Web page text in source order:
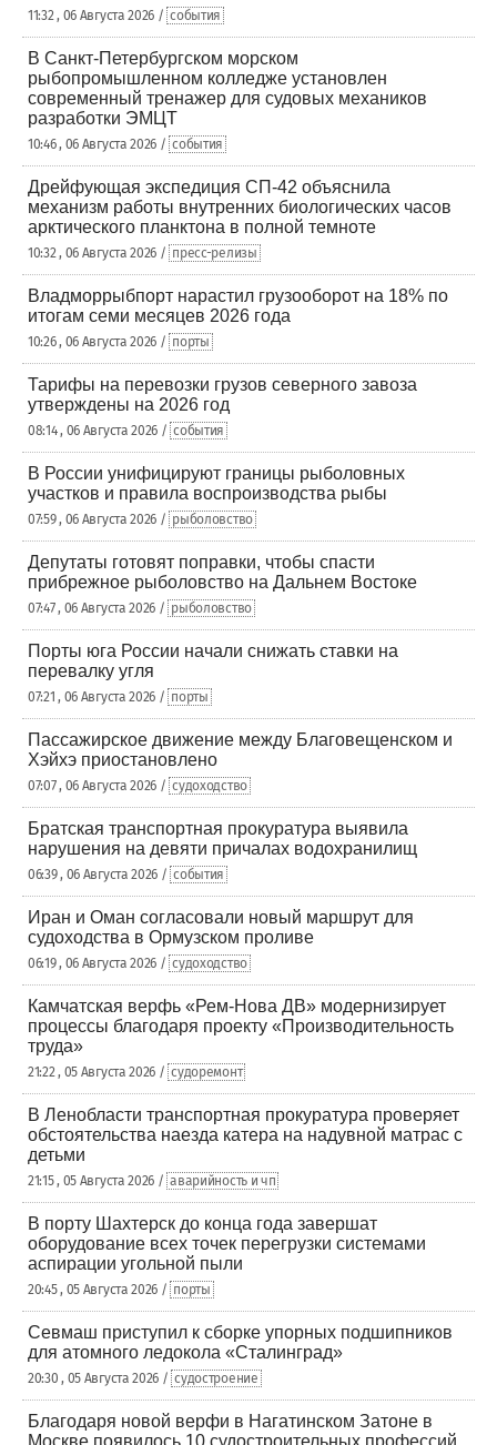
11:32 , 06 Августа 2026 / события
В Санкт-Петербургском морском
рыбопромышленном колледже установлен
современный тренажер для судовых механиков
разработки ЭМЦТ
10:46 , 06 Августа 2026 / события
Дрейфующая экспедиция СП-42 объяснила
механизм работы внутренних биологических часов
арктического планктона в полной темноте
10:32 , 06 Августа 2026 / пресс-релизы
Владморрыбпорт нарастил грузооборот на 18% по
итогам семи месяцев 2026 года
10:26 , 06 Августа 2026 / порты
Тарифы на перевозки грузов северного завоза
утверждены на 2026 год
08:14 , 06 Августа 2026 / события
В России унифицируют границы рыболовных
участков и правила воспроизводства рыбы
07:59 , 06 Августа 2026 / рыболовство
Депутаты готовят поправки, чтобы спасти
прибрежное рыболовство на Дальнем Востоке
07:47 , 06 Августа 2026 / рыболовство
Порты юга России начали снижать ставки на
перевалку угля
07:21 , 06 Августа 2026 / порты
Пассажирское движение между Благовещенском и
Хэйхэ приостановлено
07:07 , 06 Августа 2026 / судоходство
Братская транспортная прокуратура выявила
нарушения на девяти причалах водохранилищ
06:39 , 06 Августа 2026 / события
Иран и Оман согласовали новый маршрут для
судоходства в Ормузском проливе
06:19 , 06 Августа 2026 / судоходство
Камчатская верфь «Рем-Нова ДВ» модернизирует
процессы благодаря проекту «Производительность
труда»
21:22 , 05 Августа 2026 / судоремонт
В Ленобласти транспортная прокуратура проверяет
обстоятельства наезда катера на надувной матрас с
детьми
21:15 , 05 Августа 2026 / аварийность и чп
В порту Шахтерск до конца года завершат
оборудование всех точек перегрузки системами
аспирации угольной пыли
20:45 , 05 Августа 2026 / порты
Севмаш приступил к сборке упорных подшипников
для атомного ледокола «Сталинград»
20:30 , 05 Августа 2026 / судостроение
Благодаря новой верфи в Нагатинском Затоне в
Москве появилось 10 судостроительных профессий